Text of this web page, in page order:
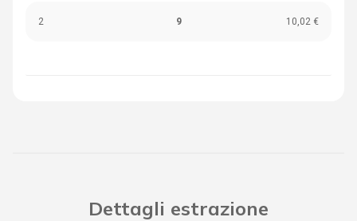
2 9 10,02 €
Dettagli estrazione